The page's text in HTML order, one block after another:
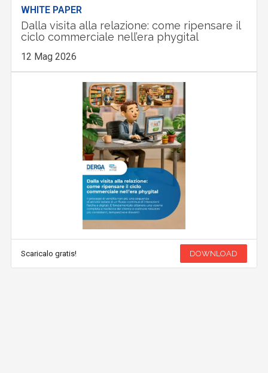
WHITE PAPER
Dalla visita alla relazione: come ripensare il
ciclo commerciale nell’era phygital
12 Mag 2026
Scaricalo gratis! DOWNLOAD